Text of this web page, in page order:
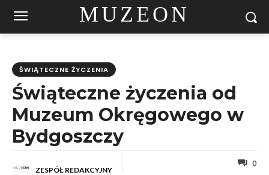
MUZEON
ŚWIĄTECZNE ŻYCZENIA
Świąteczne życzenia od
Muzeum Okręgowego w
Bydgoszczy
ZESPÓŁ REDAKCYJNY
0